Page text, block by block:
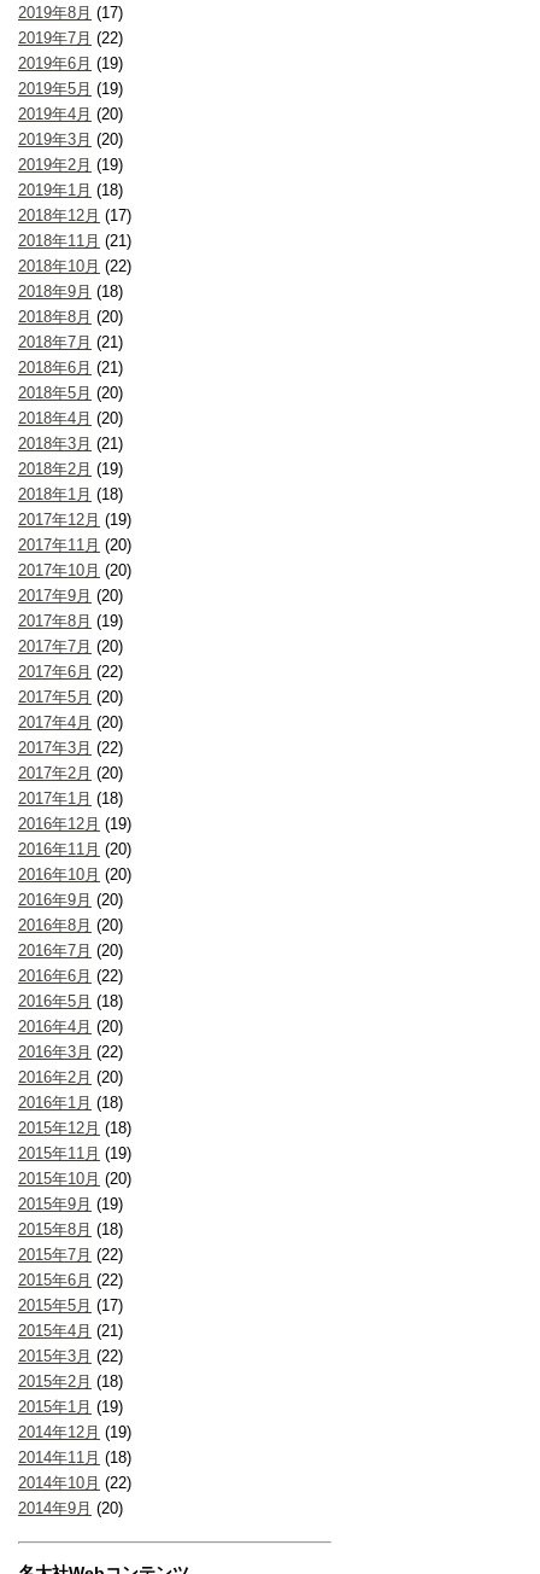
2019年8月 (17)
2019年7月 (22)
2019年6月 (19)
2019年5月 (19)
2019年4月 (20)
2019年3月 (20)
2019年2月 (19)
2019年1月 (18)
2018年12月 (17)
2018年11月 (21)
2018年10月 (22)
2018年9月 (18)
2018年8月 (20)
2018年7月 (21)
2018年6月 (21)
2018年5月 (20)
2018年4月 (20)
2018年3月 (21)
2018年2月 (19)
2018年1月 (18)
2017年12月 (19)
2017年11月 (20)
2017年10月 (20)
2017年9月 (20)
2017年8月 (19)
2017年7月 (20)
2017年6月 (22)
2017年5月 (20)
2017年4月 (20)
2017年3月 (22)
2017年2月 (20)
2017年1月 (18)
2016年12月 (19)
2016年11月 (20)
2016年10月 (20)
2016年9月 (20)
2016年8月 (20)
2016年7月 (20)
2016年6月 (22)
2016年5月 (18)
2016年4月 (20)
2016年3月 (22)
2016年2月 (20)
2016年1月 (18)
2015年12月 (18)
2015年11月 (19)
2015年10月 (20)
2015年9月 (19)
2015年8月 (18)
2015年7月 (22)
2015年6月 (22)
2015年5月 (17)
2015年4月 (21)
2015年3月 (22)
2015年2月 (18)
2015年1月 (19)
2014年12月 (19)
2014年11月 (18)
2014年10月 (22)
2014年9月 (20)